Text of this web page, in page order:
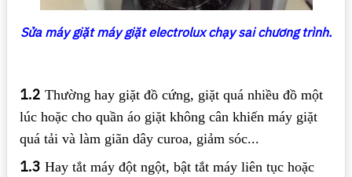
Sửa máy giặt máy giặt electrolux chạy sai chương trình.
1.2 Thường hay giặt đồ cứng, giặt quá nhiều đồ một
lúc hoặc cho quần áo giặt không cân khiến máy giặt
quá tải và làm giãn dây curoa, giảm sóc...
1.3 Hay tắt máy đột ngột, bật tắt máy liên tục hoặc